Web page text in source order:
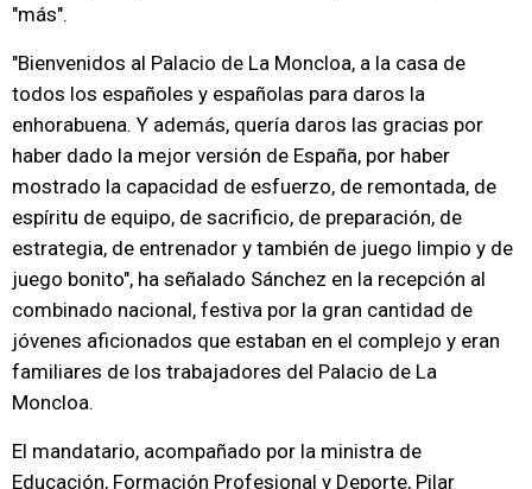
"más".
"Bienvenidos al Palacio de La Moncloa, a la casa de
todos los españoles y españolas para daros la
enhorabuena. Y además, quería daros las gracias por
haber dado la mejor versión de España, por haber
mostrado la capacidad de esfuerzo, de remontada, de
espíritu de equipo, de sacrificio, de preparación, de
estrategia, de entrenador y también de juego limpio y de
juego bonito", ha señalado Sánchez en la recepción al
combinado nacional, festiva por la gran cantidad de
jóvenes aficionados que estaban en el complejo y eran
familiares de los trabajadores del Palacio de La
Moncloa.
El mandatario, acompañado por la ministra de
Educación, Formación Profesional y Deporte, Pilar